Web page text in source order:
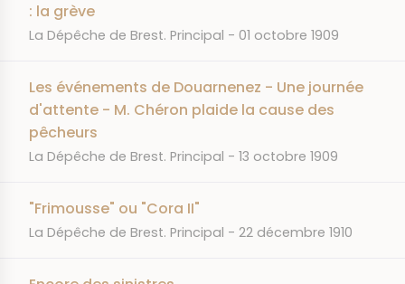
: la grève
JOURNAL
La Dépêche de Brest. Principal DATE
01 octobre 1909
Les événements de Douarnenez - Une journée
d'attente - M. Chéron plaide la cause des
pêcheurs
JOURNAL
La Dépêche de Brest. Principal DATE
13 octobre 1909
"Frimousse" ou "Cora II"
JOURNAL
La Dépêche de Brest. Principal DATE
22 décembre 1910